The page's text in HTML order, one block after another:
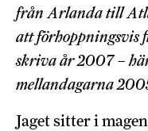
från Arlanda till
att förhoppningsvis
skriva år 2007 –
mellandagarna
Jaget sitter i